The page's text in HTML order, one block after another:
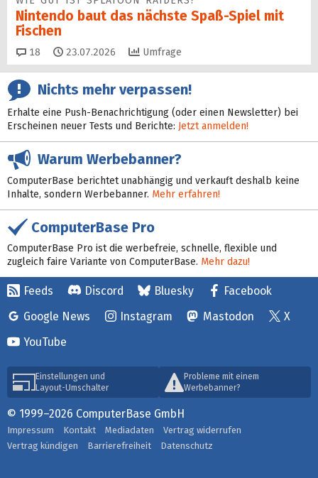
Nintendo baut das nächste Spaß-Spiel mit
Fischen
18 Kommentare
23.07.2026 Umfrage
Nichts mehr verpassen!
Erhalte eine Push-Benachrichtigung (oder einen Newsletter) bei
Erscheinen neuer Tests und Berichte: Jetzt anmelden!
Warum Werbebanner?
ComputerBase berichtet unabhängig und verkauft deshalb keine
Inhalte, sondern Werbebanner. Mehr erfahren!
ComputerBase Pro
ComputerBase Pro ist die werbefreie, schnelle, flexible und
zugleich faire Variante von ComputerBase. Mehr dazu!
Feeds Discord Bluesky
Facebook
Google News
Instagram Mastodon
X
YouTube
Einstellungen und
Layout-Umschalter
Probleme mit einem
Werbebanner?
© 1999–2026 ComputerBase GmbH
Impressum Kontakt Mediadaten
Vertrag widerrufen
Vertrag kündigen
Barrierefreiheit Datenschutz